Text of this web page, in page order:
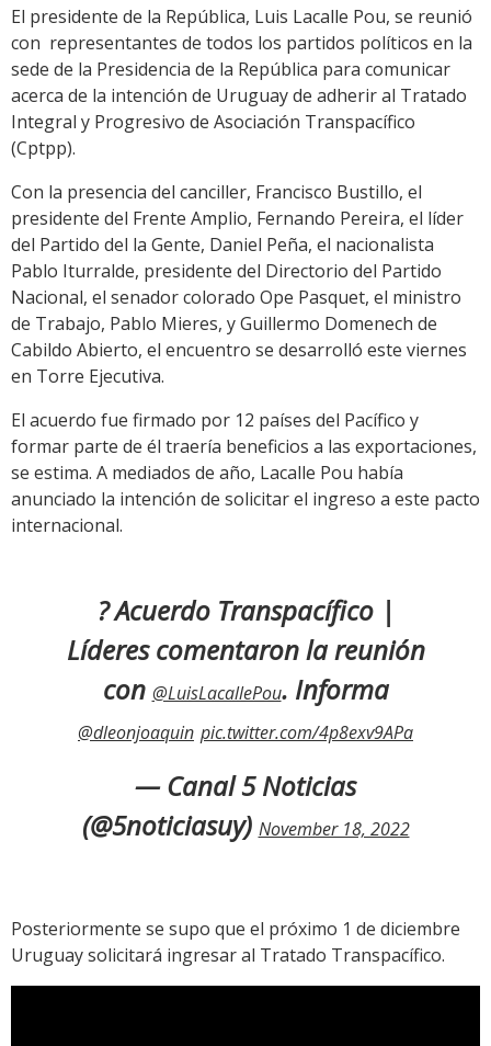
Link
El presidente de la República, Luis Lacalle Pou, se reunió
con representantes de todos los partidos políticos en la
sede de la Presidencia de la República para comunicar
acerca de la intención de Uruguay de adherir al Tratado
Integral y Progresivo de Asociación Transpacífico
(Cptpp).
Con la presencia del canciller, Francisco Bustillo, el
presidente del Frente Amplio, Fernando Pereira, el líder
del Partido del la Gente, Daniel Peña, el nacionalista
Pablo Iturralde, presidente del Directorio del Partido
Nacional, el senador colorado Ope Pasquet, el ministro
de Trabajo, Pablo Mieres, y Guillermo Domenech de
Cabildo Abierto, el encuentro se desarrolló este viernes
en Torre Ejecutiva.
El acuerdo fue firmado por 12 países del Pacífico y
formar parte de él traería beneficios a las exportaciones,
se estima. A mediados de año, Lacalle Pou había
anunciado la intención de solicitar el ingreso a este pacto
internacional.
? Acuerdo Transpacífico |
Líderes comentaron la reunión
con @LuisLacallePou. Informa
@dleonjoaquin pic.twitter.com/4p8exv9APa
— Canal 5 Noticias
(@5noticiasuy) November 18, 2022
Posteriormente se supo que el próximo 1 de diciembre
Uruguay solicitará ingresar al Tratado Transpacífico.